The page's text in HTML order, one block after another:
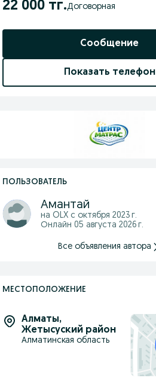
22 000 тг. Договорная
Сообщение
Показать телефон
ПОЛЬЗОВАТЕЛЬ
Амантай
на OLX с октября 2023 г.
Онлайн 05 августа 2026 г.
Все объявления автора
МЕСТОПОЛОЖЕНИЕ
Алматы,
Жетысуский район
Алматинская область